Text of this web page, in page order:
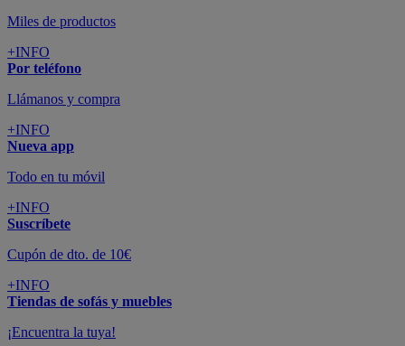
Miles de productos
+INFO
Por teléfono
Llámanos y compra
+INFO
Nueva app
Todo en tu móvil
+INFO
Suscríbete
Cupón de dto. de 10€
+INFO
Tiendas de sofás y muebles
¡Encuentra la tuya!